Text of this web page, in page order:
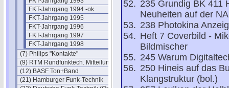
FKT-Jahrgang 1994 -ok
FKT-Jahrgang 1995
FKT-Jahrgang 1996
FKT-Jahrgang 1997
FKT-Jahrgang 1998
(7) Philips "Kontakte"
(9) RTM Rundfunktech. Mitteilungen
(12) BASF Ton+Band
(21) Hamburger Funk-Technik
235 Grundig BK 411
Neuheiten auf der
238 Photokina
Heft 7 Coverbild -
Bildmischer
245 Warum
250 Hineis auf das
Klangstruktur (bol.)